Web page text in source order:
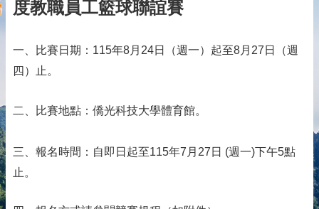
度教職員工籃球聯誼賽
一、比賽日期：115年8月24日（週一）起至8月27日（週
四）止。
二、比賽地點：僑光科技大學體育館。
三、報名時間：自即日起至115年7月27日 (週一)下午5點
止。